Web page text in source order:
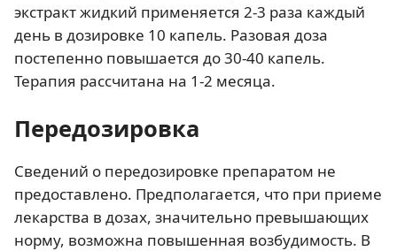
экстракт жидкий применяется 2-3 раза каждый
день в дозировке 10 капель. Разовая доза
постепенно повышается до 30-40 капель.
Терапия рассчитана на 1-2 месяца.
Передозировка
Сведений о передозировке препаратом не
предоставлено. Предполагается, что при приеме
лекарства в дозах, значительно превышающих
норму, возможна повышенная возбудимость. В